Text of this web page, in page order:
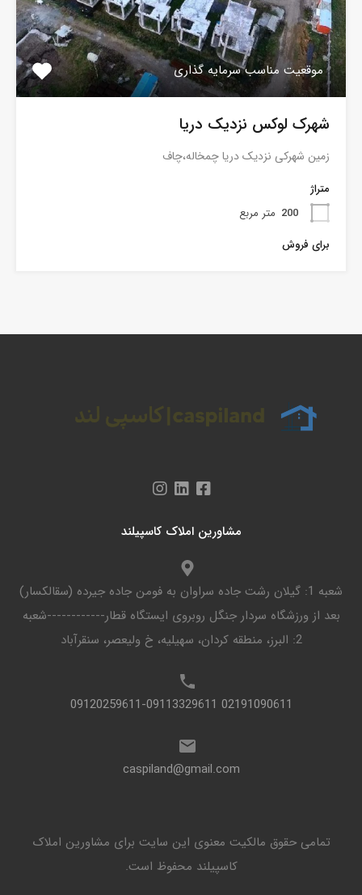
موقعیت مناسب سرمایه گذاری
شهرک لوکس نزدیک دریا
زمین شهرکی نزدیک دریا چمخاله،چاف
متراژ
200 متر مربع
برای فروش
مشاورین املاک کاسپیلند
شعبه 1: گیلان رشت جاده سراوان به فومن جاده جیرده (سقالکسار)
بعد از ورزشگاه سردار جنگل روبروی ایستگاه قطار------------شعبه
2: البرز، منطقه کردان، سهیلیه، خ ولیعصر، سنقرآباد
02191090611 09120259611-09113329611
caspiland@gmail.com
تمامی حقوق مالکیت معنوی این ‌سایت برای مشاورین املاک
کاسپیلند محفوظ است.